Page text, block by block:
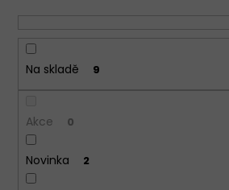
Na skladě 9
Akce 0
Novinka 2
LOVELYGIRL
6434
135
Kč